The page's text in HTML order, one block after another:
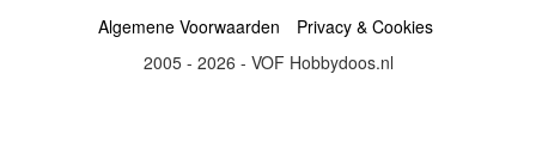
Algemene Voorwaarden
Privacy & Cookies
2005 - 2026 - VOF Hobbydoos.nl